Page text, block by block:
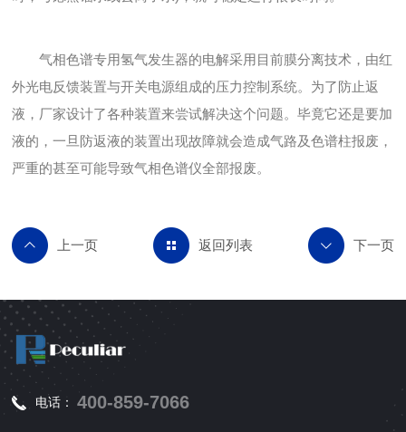
气相色谱专用氢气发生器的电解采用目前膜分离技术，由红
外光电反馈装置与开关电源组成的压力控制系统。为了防止返
液，厂家设计了各种装置来尝试解决这个问题。毕竟它还是要加
液的，一旦防返液的装置出现故障就会造成气路及色谱柱报废，
严重的甚至可能导致气相色谱仪全部报废。
返回列表
电话： 400-859-7066